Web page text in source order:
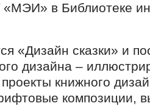
в Библиотеке
«Дизайн сказки» и
дизайна –
книжного
композиции,